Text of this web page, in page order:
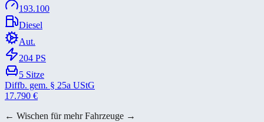
193.100
Diesel
Aut.
204 PS
5 Sitze
Diffb. gem. § 25a UStG
17.790 €
← Wischen für mehr Fahrzeuge →